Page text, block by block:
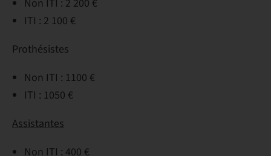
Non ITI : 2 200 €
ITI : 2 100 €
Prothésistes
Non ITI : 1100 €
ITI : 1050 €
Assistantes
Non ITI : 400 €